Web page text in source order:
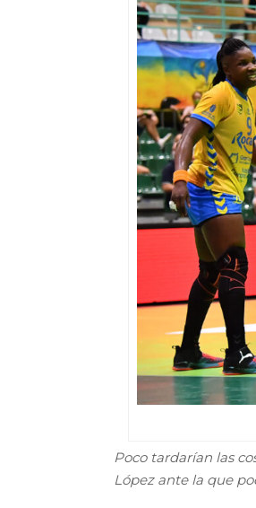
Poco tardarían las
López ante la que